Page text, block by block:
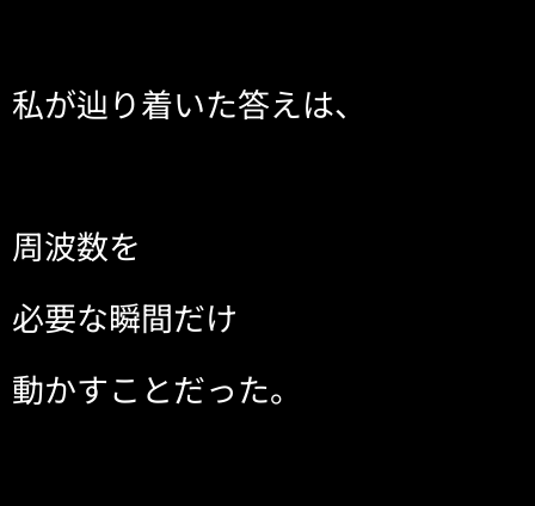
私が辿り着いた答えは、
周波数を
必要な瞬間だけ
動かすことだった。